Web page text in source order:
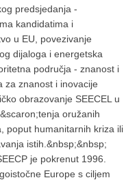
predsjedanja -
kandidatima i
u EU, povezivanje
dijaloga i energetska
područja - znanost i
za znanost i inovacije
obrazovanje SEECEL u
oružanih
poput humanitarnih kriza ili
istih.&nbsp;&nbsp;
je pokrenut 1996.
Europe s ciljem